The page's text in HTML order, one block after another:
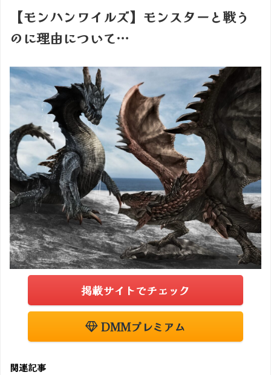
【モンハンワイルズ】モンスターと戦う
のに理由について…
掲載サイトでチェック
DMMプレミアム
関連記事